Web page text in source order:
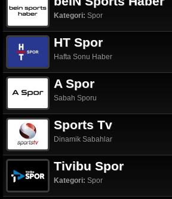
Kategori: Spor
HT Spor
Hafta Sonu Haber
A Spor
Sabah Sporu
Sports Tv
Dinamik Sabahlar
Tivibu Spor
Kategori: Spor